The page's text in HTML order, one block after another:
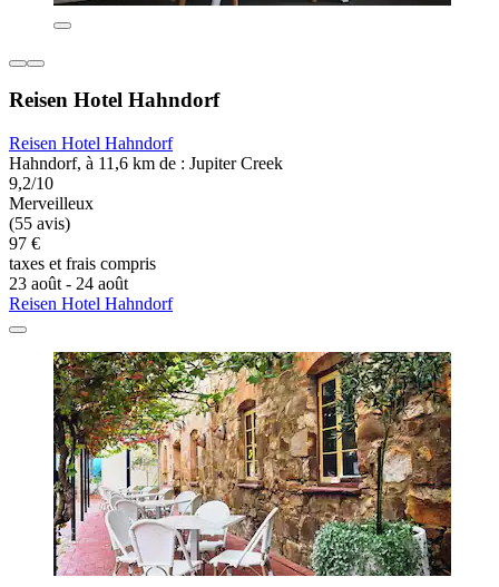
Reisen Hotel Hahndorf
Reisen Hotel Hahndorf
Hahndorf, à 11,6 km de : Jupiter Creek
9,2/10
Merveilleux
(55 avis)
97 €
taxes et frais compris
23 août - 24 août
Reisen Hotel Hahndorf